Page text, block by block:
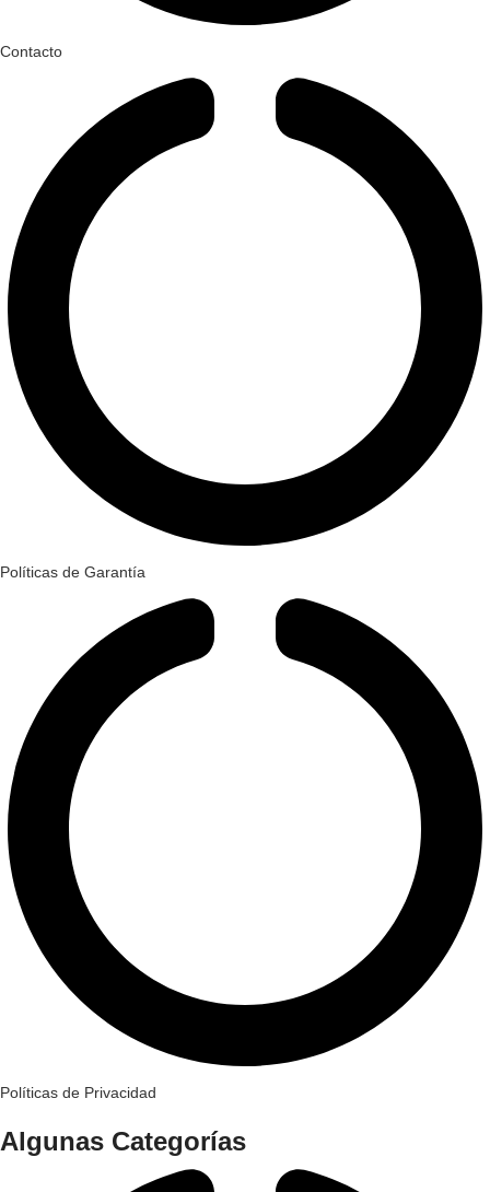
Contacto
Políticas de Garantía
Políticas de Privacidad
Algunas Categorías